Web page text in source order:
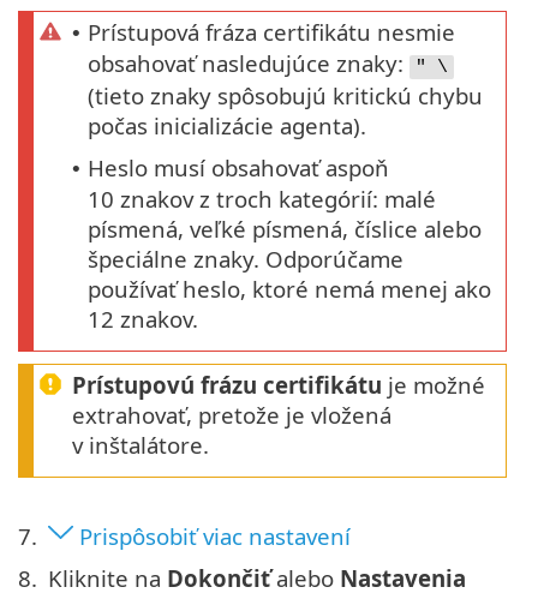
• Prístupová fráza certifikátu nesmie
obsahovať nasledujúce znaky:
" \
(tieto znaky spôsobujú kritickú chybu
počas inicializácie agenta).
• Heslo musí obsahovať aspoň
10 znakov z troch kategórií: malé
písmená, veľké písmená, číslice alebo
špeciálne znaky. Odporúčame
používať heslo, ktoré nemá menej ako
12 znakov.
Prístupovú frázu certifikátu je možné
extrahovať, pretože je vložená
v inštalátore.
7.
Prispôsobiť viac nastavení
8. Kliknite na Dokončiťalebo Nastavenia